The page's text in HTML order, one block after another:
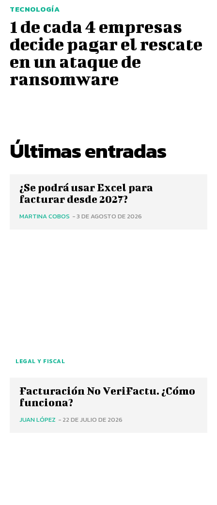
TECNOLOGÍA
1 de cada 4 empresas
decide pagar el rescate
en un ataque de
ransomware
Últimas entradas
¿Se podrá usar Excel para
facturar desde 2027?
MARTINA COBOS -3 DE AGOSTO DE 2026
LEGAL Y FISCAL
Facturación No VeriFactu. ¿Cómo
funciona?
JUAN LÓPEZ - 22 DE JULIO DE 2026